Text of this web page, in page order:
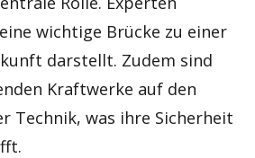
wichtige Brücke zu einer
darstellt. Zudem sind
Kraftwerke auf den
Technik, was ihre Sicherheit